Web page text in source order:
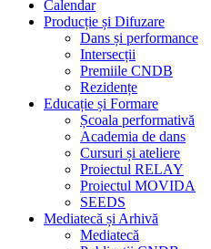
Calendar
Producție și Difuzare
Dans și performance
Intersecții
Premiile CNDB
Rezidențe
Educație și Formare
Școala performativă
Academia de dans
Cursuri și ateliere
Proiectul RELAY
Proiectul MOVIDA
SEEDS
Mediatecă și Arhivă
Mediatecă